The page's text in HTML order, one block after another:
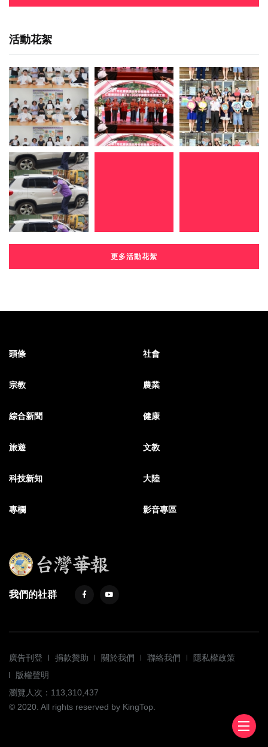
活動花絮
更多活動花絮
頭條 社會
宗教 農業
綜合新聞 健康
旅遊 文教
科技新知 大陸
專欄 影音專區
我們的社群
廣告刊登 捐款贊助 關於我們 聯絡我們
隱私權政策
版權聲明
瀏覽人次：113,310,437
© 2020. All rights reserved by KingTop.